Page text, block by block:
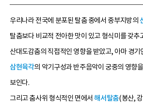
우리나라 전국에 분포된 탈춤 중에서 중부지방의
탈춤보다 비교적 전아한 맛이 있고 형식미를 갖추
산대도감춤의 직접적인 영향을 받았고, 아마 경기
삼현육각의 악기구성과 반주음악이 궁중의 영향
보인다.
그리고 춤사위 형식적인 면에서해서탈춤(봉산,